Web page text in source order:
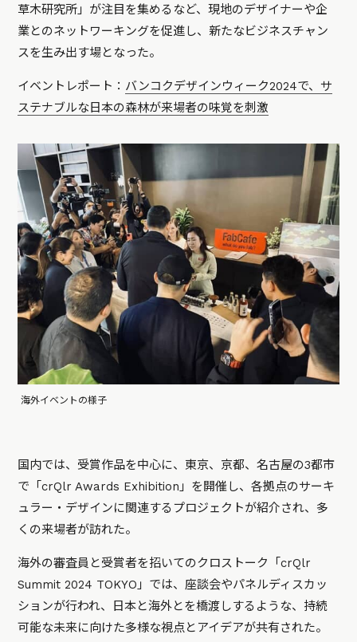
草木研究所」が注目を集めるなど、現地のデザイナーや企
業とのネットワーキングを促進し、新たなビジネスチャン
スを生み出す場となった。
イベントレポート： バンコクデザインウィーク2024で、サ
ステナブルな日本の森林が来場者の味覚を刺激
海外イベントの様子
国内では、受賞作品を中心に、東京、京都、名古屋の3都市
で「crQlr Awards Exhibition」を開催し、各拠点のサーキ
ュラー・デザインに関連するプロジェクトが紹介され、多
くの来場者が訪れた。
海外の審査員と受賞者を招いてのクロストーク「crQlr
Summit 2024 TOKYO」では、座談会やパネルディスカッ
ションが行われ、日本と海外とを橋渡しするような、持続
可能な未来に向けた多様な視点とアイデアが共有された。